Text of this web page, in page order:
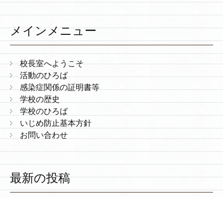
メインメニュー
校長室へようこそ
活動のひろば
感染症関係の証明書等
学校の歴史
学校のひろば
いじめ防止基本方針
お問い合わせ
最新の投稿